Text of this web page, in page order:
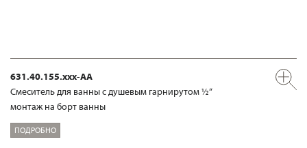
631.40.155.xxx-AA
Смеситель для ванны с душевым гарнирутом ½“
монтаж на борт ванны
ПОДРОБНО